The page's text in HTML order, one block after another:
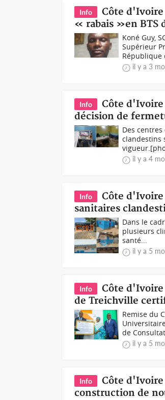
Info
Côte d'Ivoire
« rabais »en BTS
Koné Guy,
Supérieur
République
il y a 3
Info
Côte d'Ivoire
décision de
Des
clandestins
il y a 4
Info
Côte
sanitaires
Dans le
plusieurs
santé...
il y a 5
Info
Côte d'Ivoire
de Treichville
Remise du
de
il y a 5
Info
Côte d'Ivoire
construction de